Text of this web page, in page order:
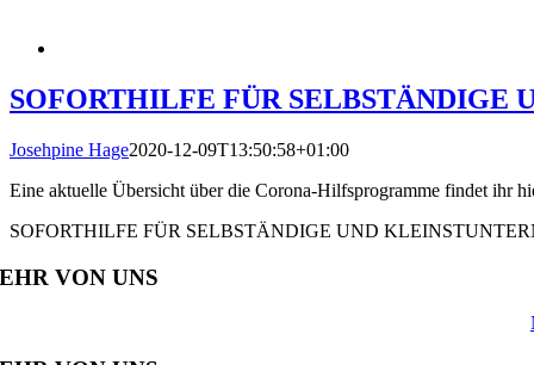
SOFORTHILFE FÜR SELBSTÄNDIGE
Josehpine Hage2020-12-09T13:50:58+01:00
Eine aktuelle Übersicht über die Corona-Hilfsprogramme findet
SOFORTHILFE FÜR SELBSTÄNDIGE UND
VON UNS